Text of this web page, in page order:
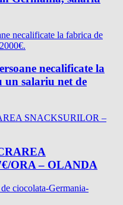
necalificate la
salariu net de
ORA – OLANDA